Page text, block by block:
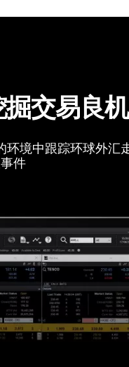
交易良机
环境中跟踪环球外汇
件